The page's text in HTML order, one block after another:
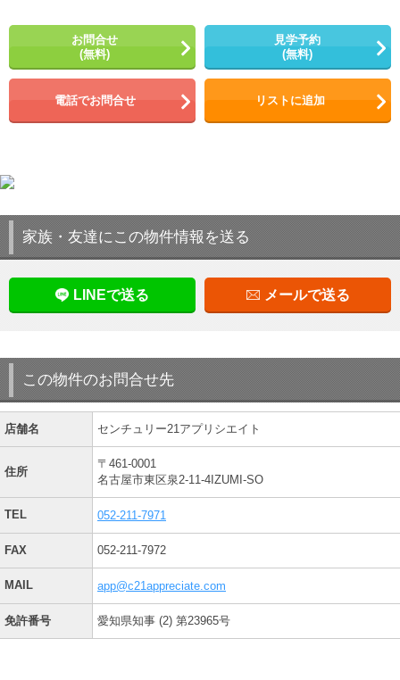
お問合せ
(無料)
見学予約
(無料)
電話でお問合せ リストに追加
家族・友達にこの物件情報を送る
LINEで送る メールで送る
この物件のお問合せ先
店舗名 センチュリー21アプリシエイト
住所
〒461-0001
名古屋市東区泉2-11-4IZUMI-SO
TEL 052-211-7971
FAX 052-211-7972
MAIL app@c21appreciate.com
免許番号 愛知県知事 (2) 第23965号